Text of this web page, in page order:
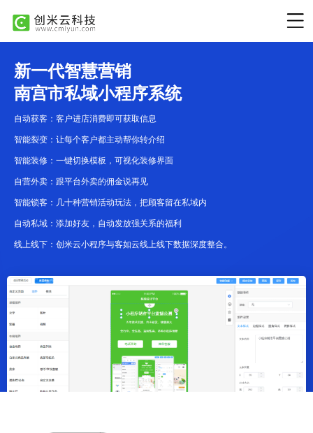
新一代智慧营销
南宫市私域小程序系统
自动获客：客户进店消费即可获取信息
智能裂变：让每个客户都主动帮你转介绍
智能装修：一键切换模板，可视化装修界面
自营外卖：跟平台外卖的佣金说再见
智能锁客：几十种营销活动玩法，把顾客留在私域内
自动私域：添加好友，自动发放强关系的福利
线上线下：创米云小程序与客如云线上线下数据深度整合。